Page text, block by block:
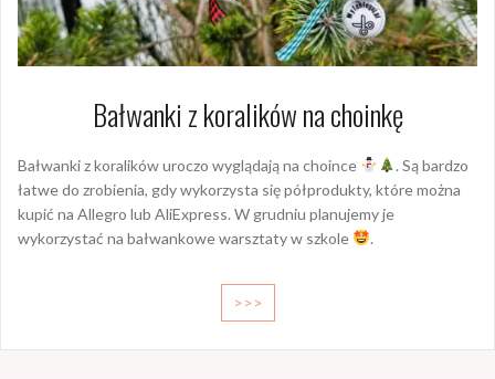
Bałwanki z koralików na choinkę
Bałwanki z koralików uroczo wyglądają na choince
. Są bardzo
łatwe do zrobienia, gdy wykorzysta się półprodukty, które można
kupić na Allegro lub AliExpress. W grudniu planujemy je
wykorzystać na bałwankowe warsztaty w szkole
.
>>>